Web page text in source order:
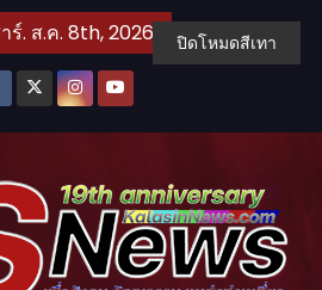
าร์. ส.ค. 8th, 2026 ปิดโหมดสีเทา